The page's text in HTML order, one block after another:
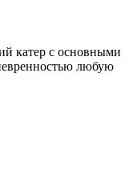
катер с основными
любую